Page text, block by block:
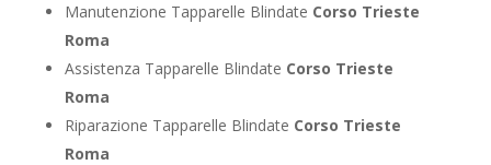
Manutenzione Tapparelle Blindate Corso Trieste
Roma
Assistenza Tapparelle Blindate Corso Trieste
Roma
Riparazione Tapparelle Blindate Corso Trieste
Roma